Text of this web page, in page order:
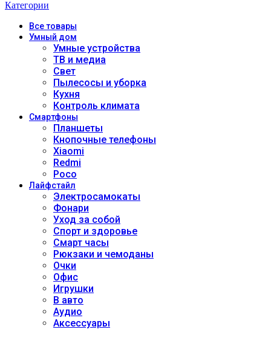
Категории
Всетовары
Умный дом
Умные устройства
ТВ и медиа
Свет
Пылесосы и уборка
Кухня
Контроль климата
Смартфоны
Планшеты
Кнопочные телефоны
Xiaomi
Redmi
Poco
Лайфстайл
Электросамокаты
Фонари
Уход за собой
Спорт и здоровье
Смарт часы
Рюкзаки и чемоданы
Очки
Офис
Игрушки
В авто
Аудио
Аксессуары